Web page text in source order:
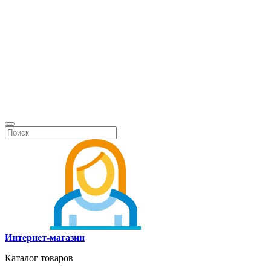
Интернет-магазин
Каталог товаров